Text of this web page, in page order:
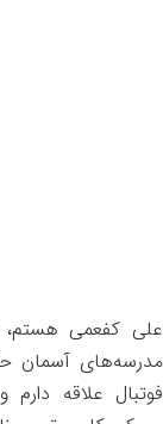
علی کفعمی هستم،
مدرسه‌های آسمان
فوتبال علاقه